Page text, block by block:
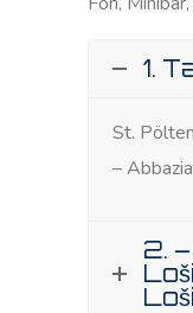
1.
St.
–
2.